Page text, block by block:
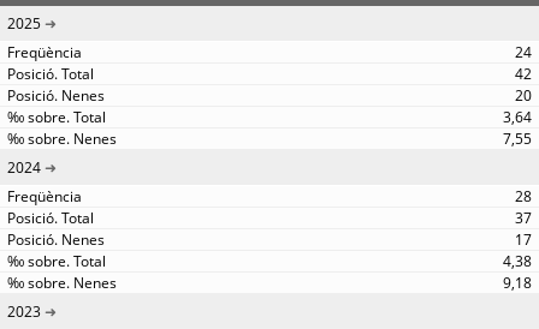
2025
24
42
20
3,64
7,55
2024
28
37
17
4,38
9,18
2023